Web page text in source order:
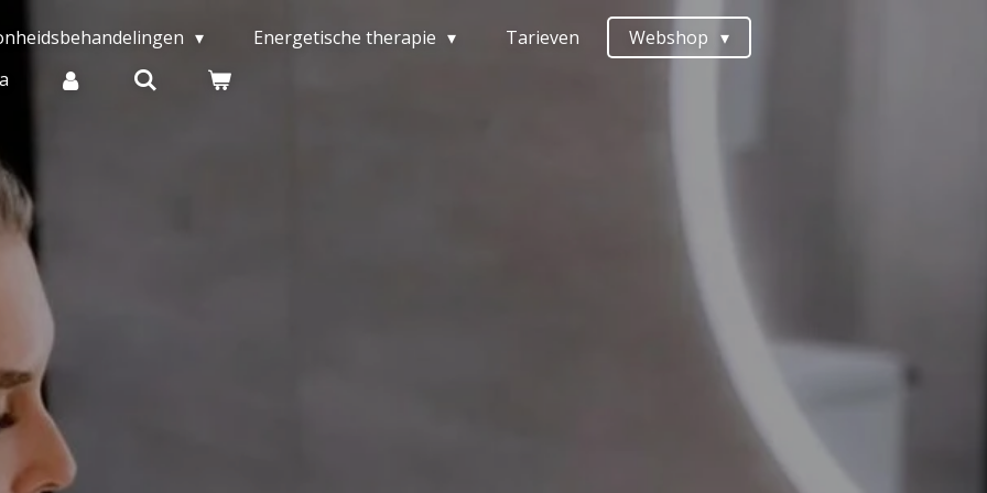
Energetische therapie Tarieven
Webshop